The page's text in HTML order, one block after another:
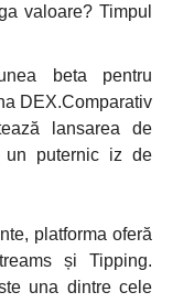
valoare? Timpul
beta pentru
DEX.Comparativ
lansarea de
un puternic iz de
platforma oferă
și Tipping.
una dintre cele